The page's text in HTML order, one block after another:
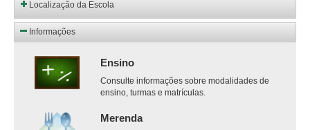
Localização da Escola
Informações
Ensino
Consulte informações sobre modalidades de
ensino, turmas e matrículas.
Merenda